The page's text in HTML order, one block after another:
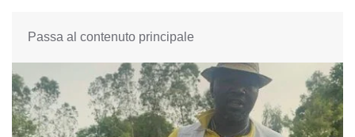
Passa al contenuto principale